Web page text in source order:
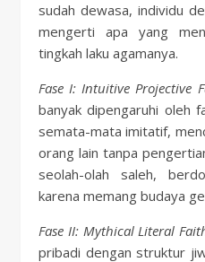
sudah dewasa, individu
mengerti apa yang
tingkah laku agamanya.
Fase I: Intuitive Projective
banyak dipengaruhi oleh
semata-mata imitatif,
orang lain tanpa
seolah-olah saleh,
karena memang budaya
Fase II: Mythical Literal
pribadi dengan struktur